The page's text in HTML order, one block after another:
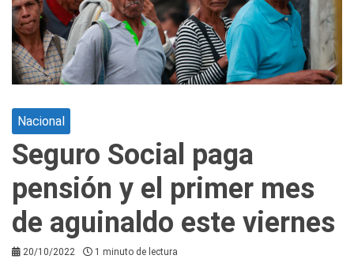
Nacional
Seguro Social paga
pensión y el primer mes
de aguinaldo este viernes
20/10/2022 1 minuto de lectura